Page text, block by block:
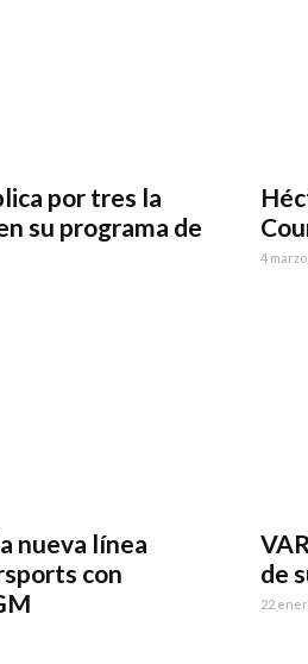
por tres la
su programa de
4
nueva línea
con
de
22